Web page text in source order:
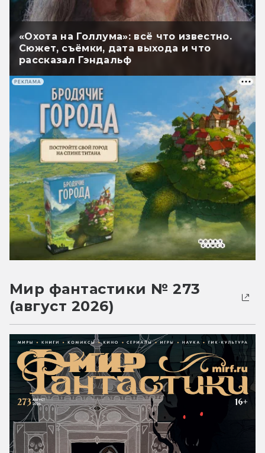
«Охота на Голлума»: всё что известно.
Сюжет, съёмки, дата выхода и что
рассказал Гэндальф
РЕКЛАМА
Мир фантастики № 273
(август 2026)